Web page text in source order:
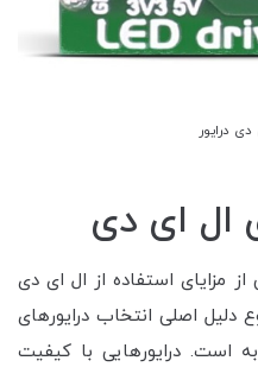
درایور
ال ای دی
مزایای استفاده از ال ای دی
دلیل اصلی انتخاب درایورهای
است. درایورهایی با کیفیت